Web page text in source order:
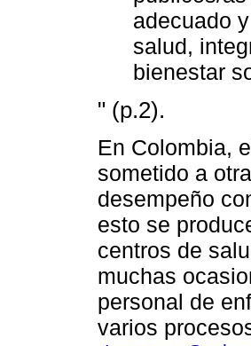
adecuado
salud,
bienestar
" (p.2).
En Colombia,
sometido a
desempeño
esto se
centros de
muchas
personal de
varios